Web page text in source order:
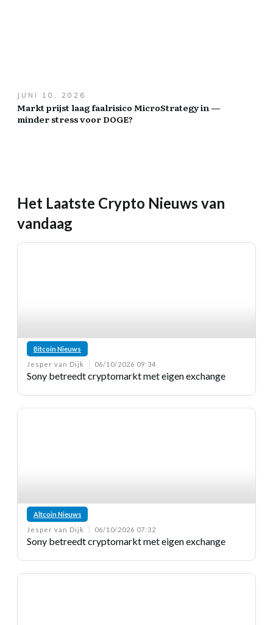
JUNI 10, 2026
Markt prijst laag faalrisico MicroStrategy in —
minder stress voor DOGE?
Het Laatste Crypto Nieuws van
vandaag
Bitcoin Nieuws
Jesper van Dijk
06/10/2026 09:34
Sony betreedt cryptomarkt met eigen exchange
Altcoin Nieuws
Jesper van Dijk
06/10/2026 07:32
Sony betreedt cryptomarkt met eigen exchange